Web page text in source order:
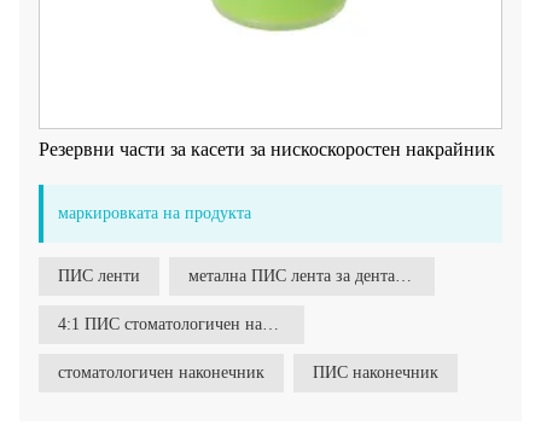
Резервни части за касети за нискоскоростен накрайник
маркировката на продукта
ПИС ленти
стоматологичен наконечник ПИС наконечник